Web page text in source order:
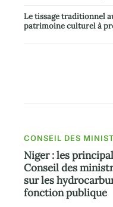
Le tissage traditionnel
patrimoine culturel à
CONSEIL DES
Niger : les
Conseil des
sur les
fonction publique